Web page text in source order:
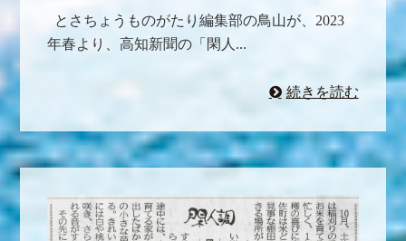
とさちょうものがたり編集部の鳥山が、2023
年春より、高知新聞の「閑人...
続きを読む